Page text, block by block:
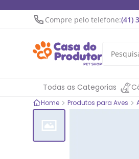
Compre pelo telefone:(41)
Todas as Categorias
Home Produtos para Aves